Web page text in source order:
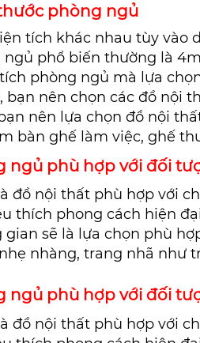
phòng ngủ
tích khác nhau tùy vào
phổ biến thường là
phòng ngủ mà lựa
bạn nên chọn các đồ nội
nên lựa chọn đồ nội
bàn ghế làm việc, ghế
ngủ phù hợp với đối
đồ nội thất phù hợp với
thích phong cách hiện
gian sẽ là lựa chọn phù
nhàng, trang nhã như
ngủ phù hợp với đối
đồ nội thất phù hợp với